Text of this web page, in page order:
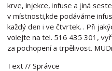
krve, injekce, infuse a jiná
v místnosti,kde podáváme
každý den i ve čtvrtek. . Při
volejte na tel. 516 435 301,
za pochopení a trpělivost.
Text // Správce